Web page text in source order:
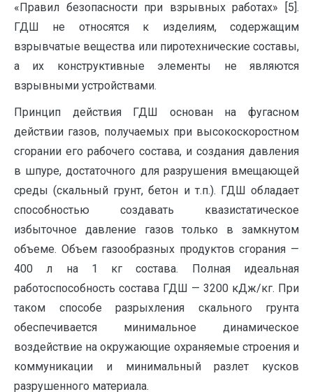
«Правил безопасности при взрывных работах» [5].
ГДШ не относятся к изделиям, содержащим
взрывчатые вещества или пиротехнические составы,
а их конструктивные элементы не являются
взрывными устройствами.
Принцип действия ГДШ основан на фугасном
действии газов, получаемых при высокоскоростном
сгорании его рабочего состава, и создания давления
в шпуре, достаточного для разрушения вмещающей
среды (скальный грунт, бетон и т.п.). ГДШ обладает
способностью создавать квазистатическое
избыточное давление газов только в замкнутом
объеме. Объем газообразных продуктов сгорания —
400 л на 1 кг состава. Полная идеальная
работоспособность состава ГДШ — 3200 кДж/кг. При
таком способе разрыхления скального грунта
обеспечивается минимальное динамическое
воздействие на окружающие охраняемые строения и
коммуникации и минимальный разлет кусков
разрушенного материала.